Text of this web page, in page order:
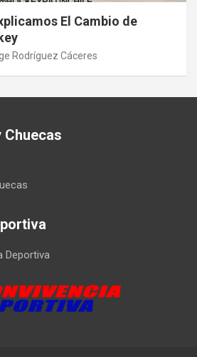
El Cambio de
Rodríguez Cáceres
Chuecas
Deportiva